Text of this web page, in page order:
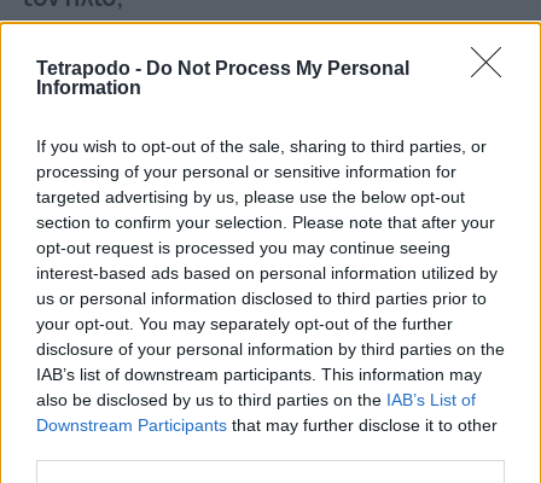
Tetrapodo - Do Not Process My Personal
Information
If you wish to opt-out of the sale, sharing to third parties, or
processing of your personal or sensitive information for
targeted advertising by us, please use the below opt-out
section to confirm your selection. Please note that after your
opt-out request is processed you may continue seeing
interest-based ads based on personal information utilized by
us or personal information disclosed to third parties prior to
your opt-out. You may separately opt-out of the further
disclosure of your personal information by third parties on the
IAB’s list of downstream participants. This information may
also be disclosed by us to third parties on the IAB’s List of
Downstream Participants that may further disclose it to other
-Πάντα εξασφάλισέ της σκιά: Αν περνάει
ώρες εκτός σπιτιού, για παράδειγμα στη
εκεί τουλάχιστον ένα σκιερό σημείο όπου
θα αναζητά καταφύγιο τις πιο ζεστές ώρες
της ημέρας.
-Φόρεσε στη γάτα σου αντιηλιακό: Όχι,
φυσικά, το αντιηλιακό που φοράς εσύ, αλλά
ένα ειδικό προϊόν για γάτες και σκύλους.
Συζήτησε με τον κτηνίατρο αν είναι
ιδιαίτερα ευάλωτη και χρειάζεται έξτρα
αντιηλιακή προστασία και ζήτησέ του να
σου συστήσει ένα ασφαλές προϊόν.